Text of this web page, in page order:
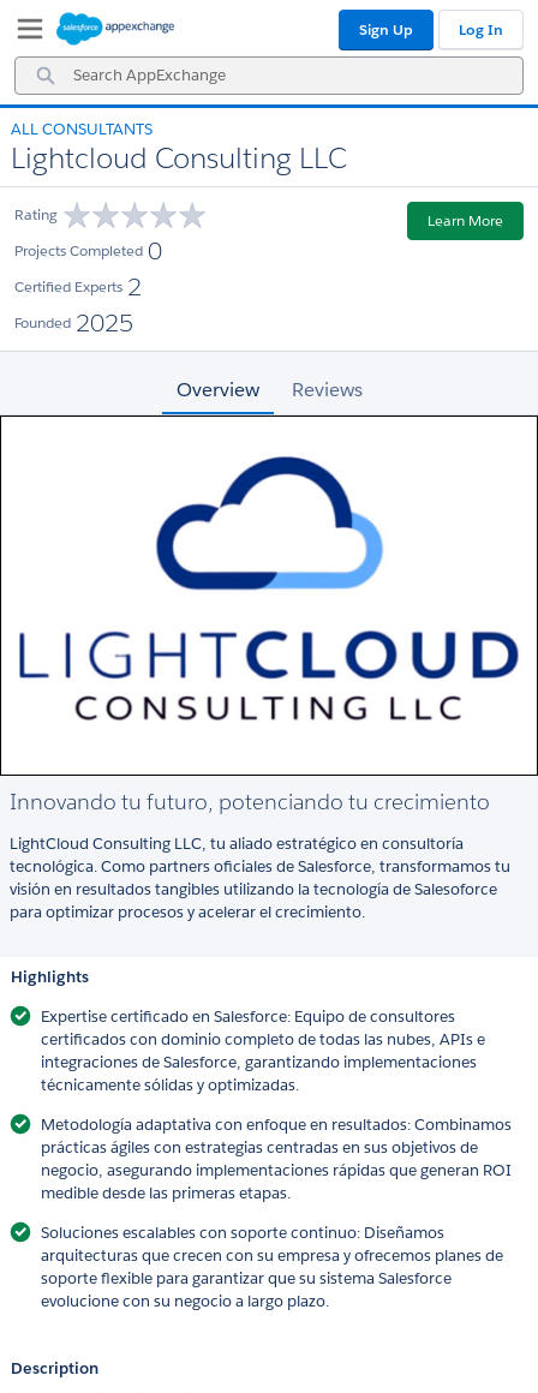
Navigation
Main
Content
Search
AppExchange
Sign Up Log In
ALL CONSULTANTS
Lightcloud Consulting LLC
Rating
Projects Completed 0
Certified Experts 2
Founded 2025
Learn More
Overview Reviews
Innovando tu futuro, potenciando tu crecimiento
LightCloud Consulting LLC, tu aliado estratégico en consultoría
tecnológica. Como partners oficiales de Salesforce, transformamos tu
visión en resultados tangibles utilizando la tecnología de Salesoforce
para optimizar procesos y acelerar el crecimiento.
Highlights
Expertise certificado en Salesforce: Equipo de consultores
certificados con dominio completo de todas las nubes, APIs e
integraciones de Salesforce, garantizando implementaciones
técnicamente sólidas y optimizadas.
Metodología adaptativa con enfoque en resultados: Combinamos
prácticas ágiles con estrategias centradas en sus objetivos de
negocio, asegurando implementaciones rápidas que generan ROI
medible desde las primeras etapas.
Soluciones escalables con soporte continuo: Diseñamos
arquitecturas que crecen con su empresa y ofrecemos planes de
soporte flexible para garantizar que su sistema Salesforce
evolucione con su negocio a largo plazo.
Description